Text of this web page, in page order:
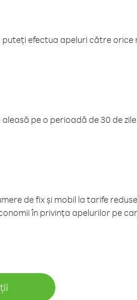
efectua apeluri către orice
pe o perioadă de 30 de
de fix și mobil la tarife
în privința apelurilor pe